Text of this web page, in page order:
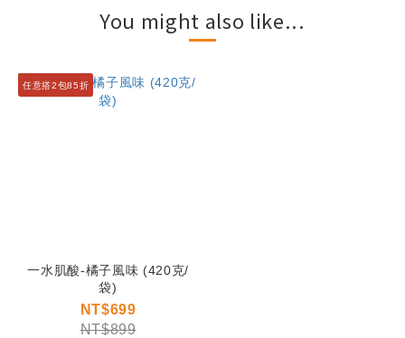
You might also like...
任意搭2包85折
一水肌酸-橘子風味 (420克/
袋)
NT$699
NT$899